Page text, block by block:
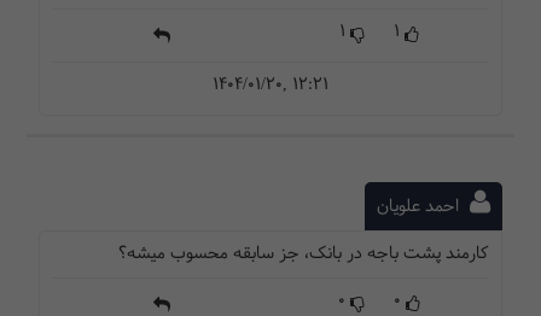
1
1
1404/01/20, 12:21
احمد علویان
کارمند پشت باجه در بانک، جز سابقه محسوب میشه؟
0
0